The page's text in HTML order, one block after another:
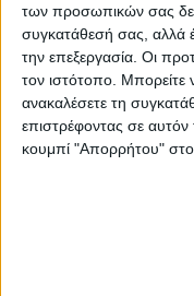
των προσωπικών σας
συγκατάθεσή σας, αλλά
την επεξεργασία. Οι
τον ιστότοπο. Μπορείτε
ανακαλέσετε τη
επιστρέφοντας σε αυτόν
κουμπί "Απορρήτου" στο
σταδιακής ζήτησης
οποίες έχουν μείνει
πώλησή τους.
των αγοραστών
σχετικά με το πριμ
Σχόλια(0)